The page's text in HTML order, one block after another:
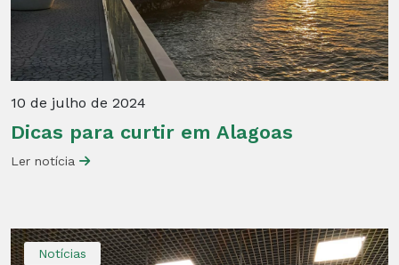
10 de julho de 2024
Dicas para curtir em Alagoas
Ler notícia
Notícias